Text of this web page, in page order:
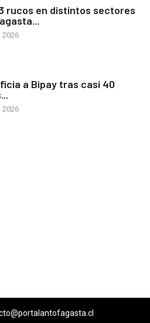
rucos en distintos sectores
2026
a Bipay tras casi 40
2026